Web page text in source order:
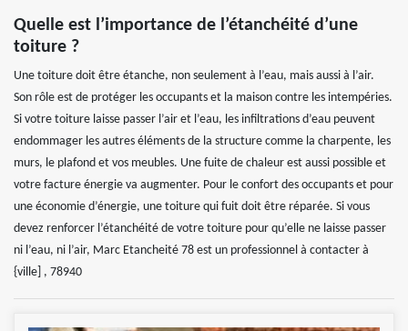
Quelle est l’importance de l’étanchéité d’une
toiture ?
Une toiture doit être étanche, non seulement à l’eau, mais aussi à l’air.
Son rôle est de protéger les occupants et la maison contre les intempéries.
Si votre toiture laisse passer l’air et l’eau, les infiltrations d’eau peuvent
endommager les autres éléments de la structure comme la charpente, les
murs, le plafond et vos meubles. Une fuite de chaleur est aussi possible et
votre facture énergie va augmenter. Pour le confort des occupants et pour
une économie d’énergie, une toiture qui fuit doit être réparée. Si vous
devez renforcer l’étanchéité de votre toiture pour qu’elle ne laisse passer
ni l’eau, ni l’air, Marc Etancheité 78 est un professionnel à contacter à
{ville] , 78940